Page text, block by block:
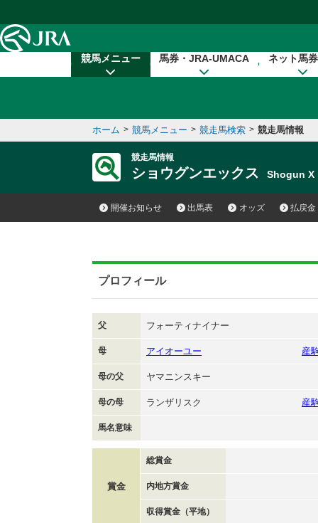
競馬メニュー 馬券・JRA-UMACA ネット馬
ホーム > 競馬メニュー > 競走馬検索 > 競走馬情報
競走馬情報
ショウグンエックス Shogun X
開催お知らせ 出馬表 オッズ 払戻金
プロフィール
父 フォーティナイナー
母 アイオーユー 産
母の父 ヤマニンスキー
母の母 ランザリスク 産
馬名意味
賞金
総賞金
内地方賞金
収得賞金（平地）